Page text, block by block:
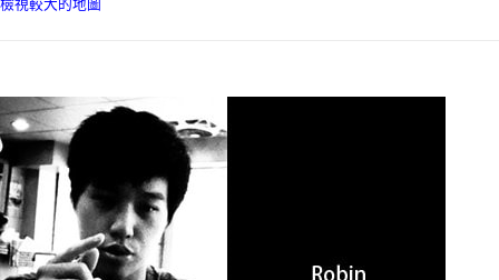
檢視較大的地圖